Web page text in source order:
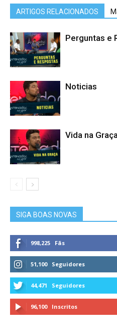
ARTIGOS RELACIONADOS
Perguntas e
Noticias
Vida na Graça
SIGA BOAS NOVAS
998,225 Fãs
51,100 Seguidores
44,471 Seguidores
96,100 Inscritos